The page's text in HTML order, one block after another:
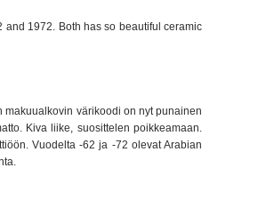
and 1972. Both has so beautiful ceramic
värikoodi on nyt punainen
Kiva liike, suosittelen poikkeamaan.
Vuodelta -62 ja -72 olevat Arabian